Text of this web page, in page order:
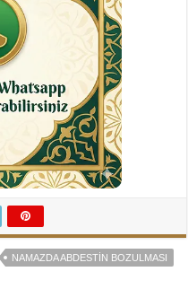
NAMAZDA ABDESTIN BOZULMASI